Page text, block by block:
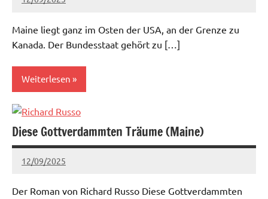
admin
Keine
Maine liegt ganz im Osten der USA, an der Grenze zu
Kanada. Der Bundesstaat gehört zu […]
Weiterlesen
Aktuell
Neuengland
Diese Gottverdammten Träume (Maine)
12/09/2025
admin
Keine
Der Roman von Richard Russo Diese Gottverdammten